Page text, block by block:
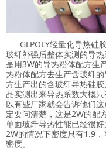
GLPOLY轻量化导热硅
玻纤补强后整体实测的导
是用3W的导热粉体配方生
热粉体配方去生产含玻纤
方生产出的含玻纤导热硅
品实测出来导热系数大概
以有些厂家就会告诉他们
定要问清楚，这是2W的配
单面玻纤导热性能已经很
2W的情况下密度只有1.9
密度。